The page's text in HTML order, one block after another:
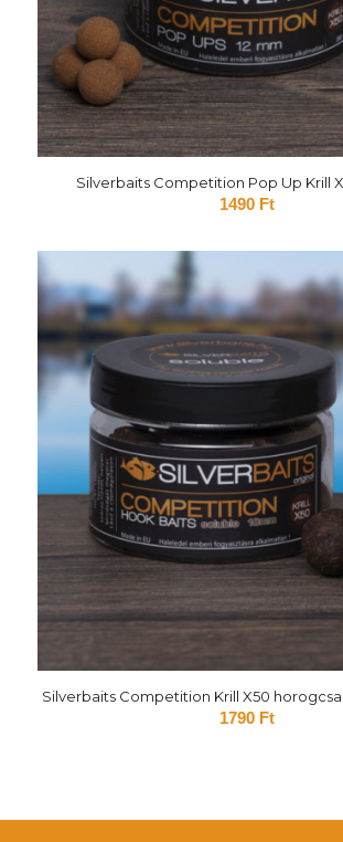
Silverbaits Competition Pop Up Krill
1490 Ft
Silverbaits Competition Krill X50
1790 Ft